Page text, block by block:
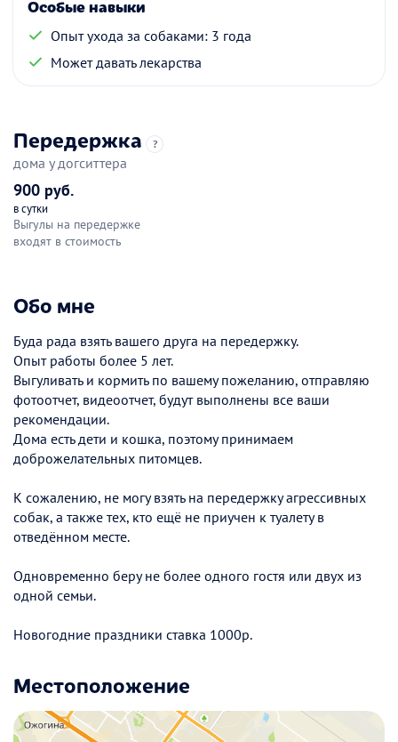
Особые навыки
Опыт ухода за собаками: 3 года
Может давать лекарства
Передержка ?
дома у догситтера
900 руб.
в сутки
Выгулы на передержке
входят в стоимость
Обо мне
Буда рада взять вашего друга на передержку.
Опыт работы более 5 лет.
Выгуливать и кормить по вашему пожеланию, отправляю
фотоотчет, видеоотчет, будут выполнены все ваши
рекомендации.
Дома есть дети и кошка, поэтому принимаем
доброжелательных питомцев.
К сожалению, не могу взять на передержку агрессивных
собак, а также тех, кто ещё не приучен к туалету в
отведённом месте.
Одновременно беру не более одного гостя или двух из
одной семьи.
Новогодние праздники ставка 1000р.
Местоположение